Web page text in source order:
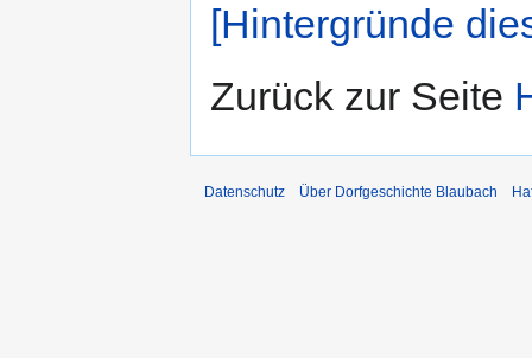
[Hintergründe
Zurück zur Seite
Datenschutz Über Dorfgeschichte Blaubach